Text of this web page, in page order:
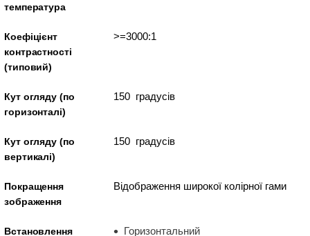
температура
Коефіцієнт
контрастності
(типовий)
>=3000:1
Кут огляду (по
горизонталі)
150 градусів
Кут огляду (по
вертикалі)
150 градусів
Покращення
зображення
Відображення широкої колірної гами
Встановлення Горизонтальний